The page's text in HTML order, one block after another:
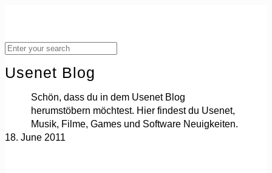
Usenet Blog
Schön, dass du in dem Usenet Blog
herumstöbern möchtest. Hier findest du Usenet,
Musik, Filme, Games und Software Neuigkeiten.
18. June 2011